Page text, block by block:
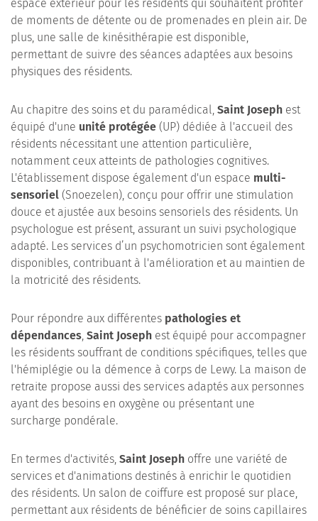
espace extérieur pour les résidents qui souhaitent profiter
de moments de détente ou de promenades en plein air. De
plus, une salle de kinésithérapie est disponible,
permettant de suivre des séances adaptées aux besoins
physiques des résidents.
Au chapitre des soins et du paramédical, Saint Joseph est
équipé d'une unité protégée (UP) dédiée à l'accueil des
résidents nécessitant une attention particulière,
notamment ceux atteints de pathologies cognitives.
L'établissement dispose également d'un espace multi-
sensoriel (Snoezelen), conçu pour offrir une stimulation
douce et ajustée aux besoins sensoriels des résidents. Un
psychologue est présent, assurant un suivi psychologique
adapté. Les services d’un psychomotricien sont également
disponibles, contribuant à l'amélioration et au maintien de
la motricité des résidents.
Pour répondre aux différentes pathologies et
dépendances, Saint Joseph est équipé pour accompagner
les résidents souffrant de conditions spécifiques, telles que
l'hémiplégie ou la démence à corps de Lewy. La maison de
retraite propose aussi des services adaptés aux personnes
ayant des besoins en oxygène ou présentant une
surcharge pondérale.
En termes d'activités, Saint Joseph offre une variété de
services et d'animations destinés à enrichir le quotidien
des résidents. Un salon de coiffure est proposé sur place,
permettant aux résidents de bénéficier de soins capillaires